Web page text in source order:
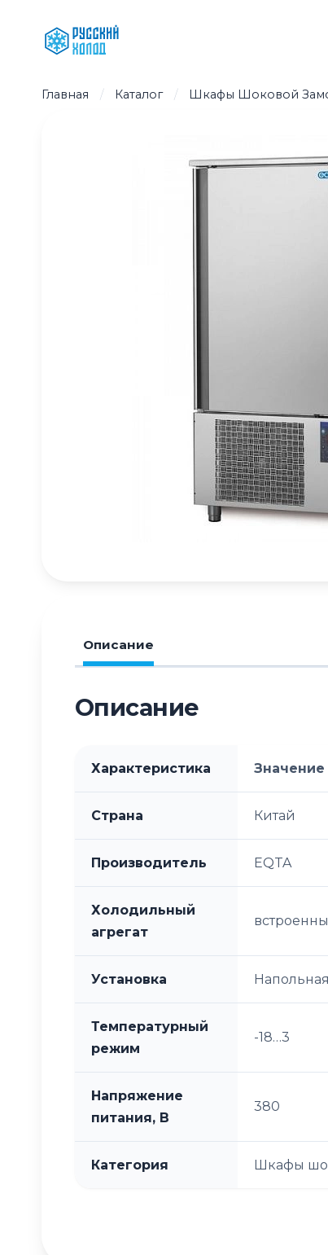
содержимому
Главная / Каталог / Шкафы Шоковой
Описание
Описание
Характеристика Значение
Страна Китай
Производитель EQTA
Холодильный
агрегат
Установка Напольная
Температурный
режим
-18…3
Напряжение
питания, В
380
Категория Шкафы